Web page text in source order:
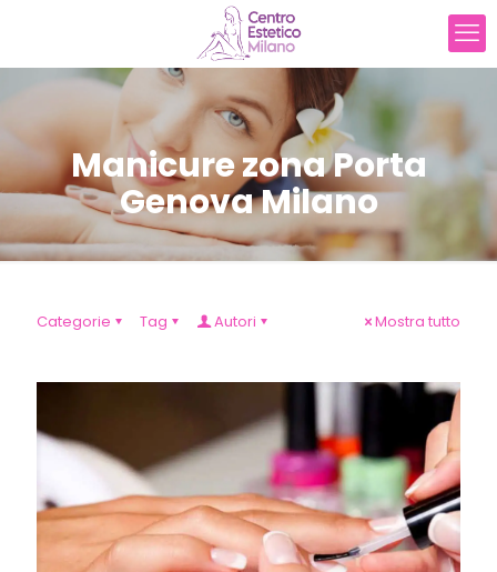
Manicure zona Porta
Genova Milano
Categorie Tag Autori Mostra tutto